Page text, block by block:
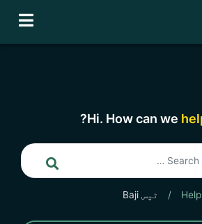
Hi. How can we
/ ٹپس Baji